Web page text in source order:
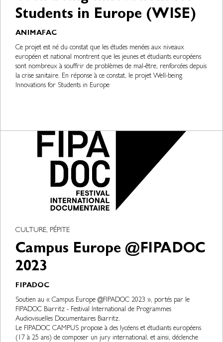
Students in Europe (WISE)
ANIMAFAC
Ce projet est né du constat que les études menées aux niveaux
européen et national montrent que les jeunes et étudiants européens
sont nombreux à souffrir de problèmes de mal-être, renforcées depuis
la crise sanitaire. En réponse à ce constat, le projet Well-being
Innovations for Students in Europe
CULTURE, PÉPITE
Campus Europe @FIPADOC
2023
FIPADOC
Soutien au « Campus Europe @FIPADOC 2023 », portés par le
FIPADOC Biarritz - Festival International de Programmes
Audiovisuelles Documentaires Biarritz.
Le FIPADOC CAMPUS propose à des lycéens et étudiants européens
(17 à 25 ans) de composer un jury international, et ainsi, déclenche